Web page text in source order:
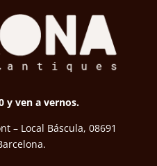
y ven a vernos.
– Local Báscula, 08691